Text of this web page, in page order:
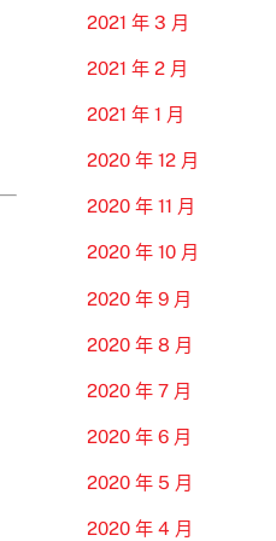
2021 年 3 月
2021 年 2 月
2021 年 1 月
2020 年 12 月
2020 年 11 月
2020 年 10 月
2020 年 9 月
2020 年 8 月
2020 年 7 月
2020 年 6 月
2020 年 5 月
2020 年 4 月